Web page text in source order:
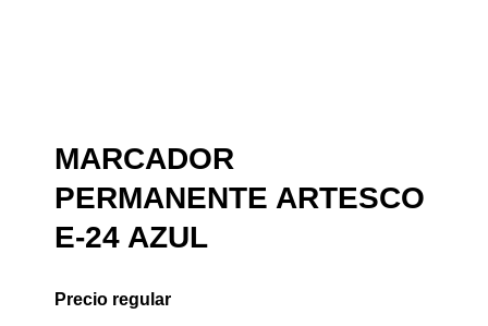
MARCADOR
PERMANENTE ARTESCO
E-24 AZUL
Precio regular